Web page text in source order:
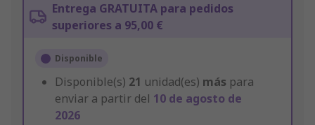
Entrega GRATUITA para pedidos
superiores a 95,00 €
Disponible
Disponible(s) 21 unidad(es) más para
enviar a partir del 10 de agosto de
2026